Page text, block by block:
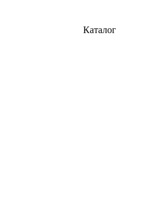
Каталог